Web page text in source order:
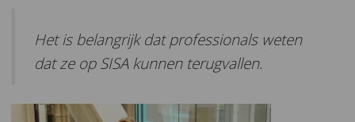
Het is belangrijk dat professionals weten
dat ze op SISA kunnen terugvallen.